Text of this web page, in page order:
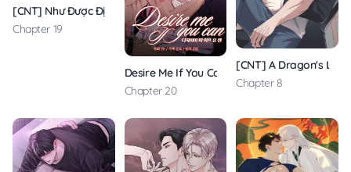
[CNT] Như Được Định Sẵn
Chapter 19
Desire Me If You Can
Chapter 20
[CNT] A Dragon's Love
Chapter 8